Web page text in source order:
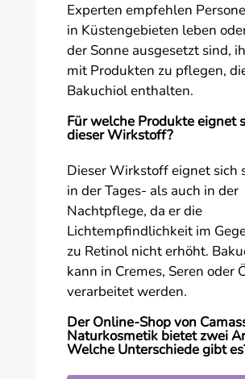
Experten empfehlen
in Küstengebieten leben
der Sonne ausgesetzt sind,
mit Produkten zu pflegen,
Bakuchiol enthalten.
Für welche Produkte eignet
dieser Wirkstoff?
Dieser Wirkstoff eignet sich
in der Tages- als auch in der
Nachtpflege, da er die
Lichtempfindlichkeit im
zu Retinol nicht erhöht.
kann in Cremes, Seren oder
verarbeitet werden.
Der Online-Shop von
Naturkosmetik bietet zwei
Welche Unterschiede gibt